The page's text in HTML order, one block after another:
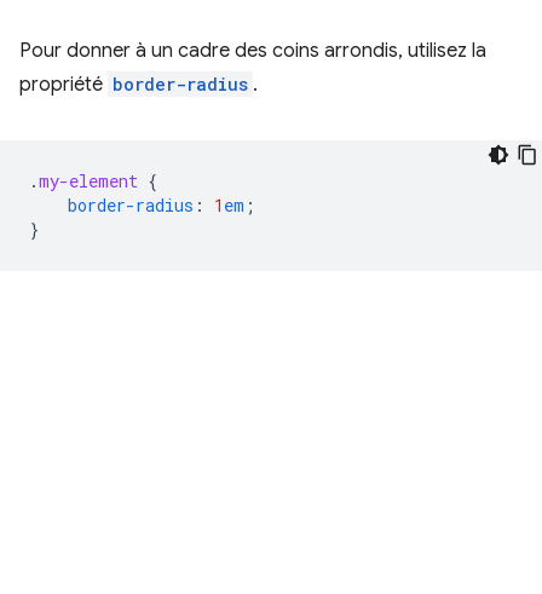
Pour donner à un cadre des coins arrondis, utilisez la
propriété border-radius .
.my-element {
border-radius : 1 em ;
}